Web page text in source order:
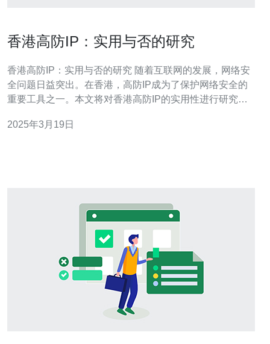
香港高防IP：实用与否的研究
香港高防IP：实用与否的研究 随着互联网的发展，网络安
全问题日益突出。在香港，高防IP成为了保护网络安全的
重要工具之一。本文将对香港高防IP的实用性进行研究，
具备强大的抗DDoS攻击能力的IP地址。它能够通过分布式
2025年3月19日